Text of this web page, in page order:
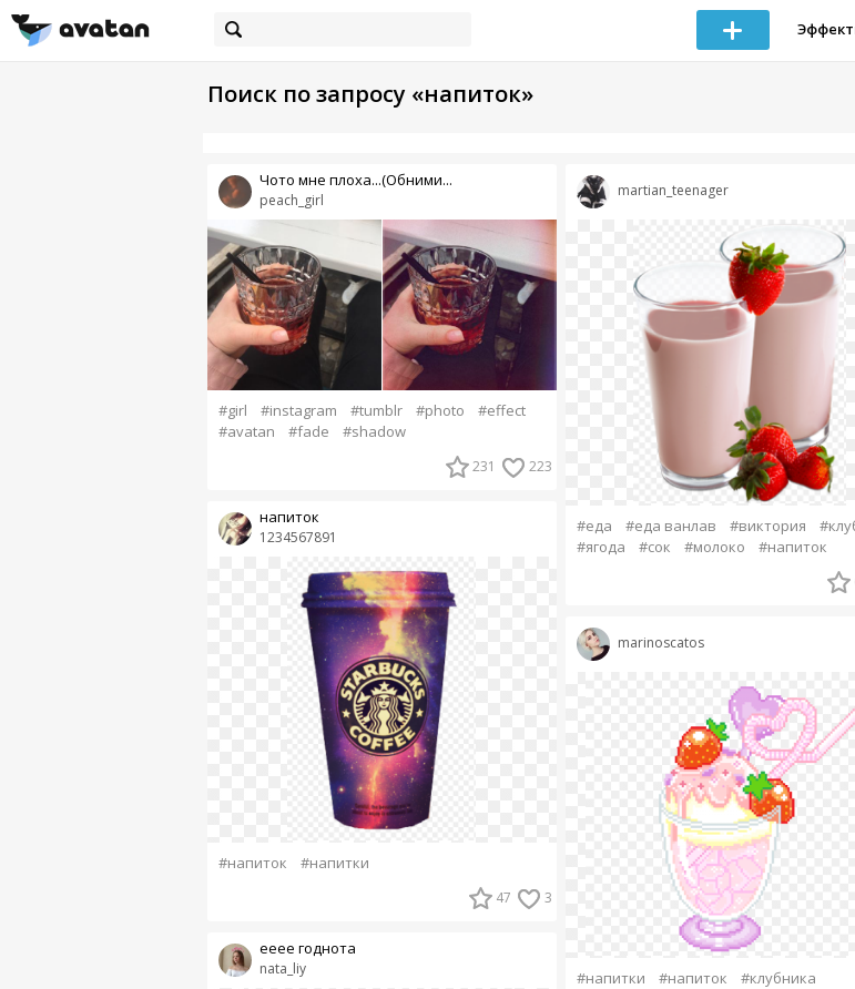
Поиск по запросу «напиток»
peach_girl
Чото мне плоха...(Обними...
#girl #instagram #tumblr #photo
#effect
#avatan
#fade #shadow
231 223
1234567891
напиток
#напиток #напитки
47 3
nata_liy
ееее годнота
martian_teenager
#еда #еда ванлав #виктория
#ягода
#сок #молоко #напиток
marinoscatos
#напитки #напиток #клубника